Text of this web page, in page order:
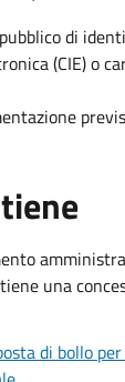
di
(CIE) o
una
di bollo